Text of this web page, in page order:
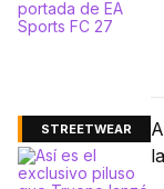
STREETWEAR